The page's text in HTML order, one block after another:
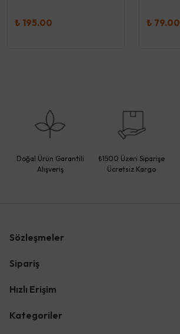
₺ 195.00 ₺ 79.00
Doğal Ürün Garantili
Alışveriş
₺1500 Üzeri Siparişe
Ücretsiz Kargo
Sözleşmeler
Sipariş
Hızlı Erişim
Kategoriler